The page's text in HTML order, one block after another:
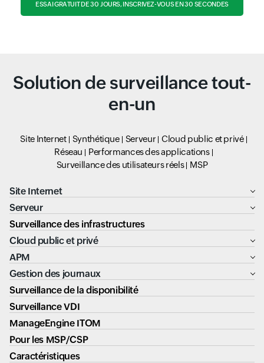
ESSAI GRATUIT DE 30 JOURS, INSCRIVEZ-VOUS EN 30 SECONDES
Solution de surveillance tout-
en-un
Site Internet Synthétique Serveur
Cloud public et privé
Réseau
Performances des applications
Surveillance des utilisateurs réels
MSP
Site Internet
Serveur
Surveillance des infrastructures
Cloud public et privé
APM
Gestion des journaux
Surveillance de la disponibilité
Surveillance VDI
ManageEngine ITOM
Pour les MSP/CSP
Caractéristiques